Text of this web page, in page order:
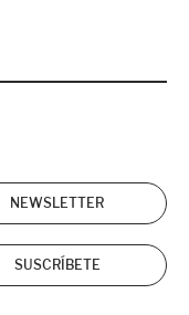
NEWSLETTER
SUSCRÍBETE